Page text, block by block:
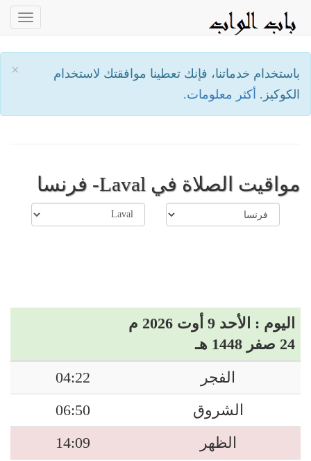
×
باستخدام خدماتنا، فإنك تعطينا موافقتك لاستخدام
الكوكيز. أكثر معلومات.
مواقيت الصلاة في Laval- فرنسا
اليوم : الأحد 9 أوت 2026 م
24 صفر 1448 هـ
الفجر
04:22
الشروق
06:50
الظهر
14:09